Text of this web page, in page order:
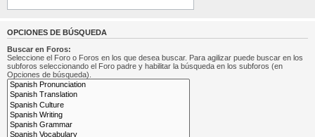
OPCIONES DE BÚSQUEDA
Buscar en Foros:
Seleccione el Foro o Foros en los que desea buscar. Para agilizar puede buscar en los
subforos seleccionando el Foro padre y habilitar la búsqueda en los subforos (en
Opciones de búsqueda).